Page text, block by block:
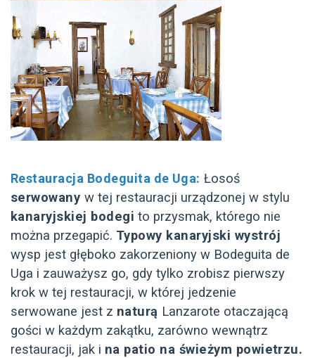
Restauracja Bodeguita de Uga: Łosoś
serwowany w tej restauracji urządzonej w stylu
kanaryjskiej bodegi to przysmak, którego nie
można przegapić. Typowy kanaryjski wystrój
wysp jest głęboko zakorzeniony w Bodeguita de
Uga i zauważysz go, gdy tylko zrobisz pierwszy
krok w tej restauracji, w której jedzenie
serwowane jest z naturą Lanzarote otaczającą
gości w każdym zakątku, zarówno wewnątrz
restauracji, jak i na patio na świeżym powietrzu.